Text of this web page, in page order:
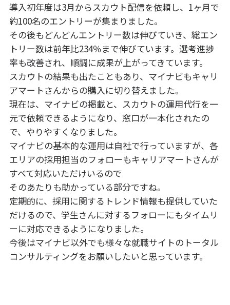
導入初年度は3月からスカウト配信を依頼し、1ヶ月で
約100名のエントリーが集まりました。
その後もどんどんエントリー数は伸びていき、総エン
トリー数は前年比234％まで伸びています。選考進捗
率も改善され、順調に成果が上がってきています。
スカウトの結果も出たこともあり、マイナビもキャリ
アマートさんからの購入に切り替えました。
現在は、マイナビの掲載と、スカウトの運用代行を一
元で依頼できるようになり、窓口が一本化されたの
で、やりやすくなりました。
マイナビの基本的な運用は自社で行っていますが、各
エリアの採用担当のフォローもキャリアマートさんが
すべて対応いただけいるので
そのあたりも助かっている部分ですね。
定期的に、採用に関するトレンド情報も提供していた
だけるので、学生さんに対するフォローにもタイムリ
ーに対応できるようになりました。
今後はマイナビ以外でも様々な就職サイトのトータル
コンサルティングをお願いしたいと思っています。